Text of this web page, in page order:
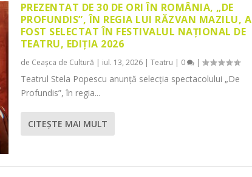
PREZENTAT DE 30 DE ORI ÎN ROMÂNIA, „DE
PROFUNDIS”, ÎN REGIA LUI RĂZVAN MAZILU, A
FOST SELECTAT ÎN FESTIVALUL NAȚIONAL DE
TEATRU, EDIȚIA 2026
de Ceașca de Cultură | iul. 13, 2026| Teatru | 0 |
Teatrul Stela Popescu anunță selecția spectacolului „De
Profundis”, în regia...
CITEŞTE MAI MULT